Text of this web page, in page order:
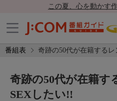
この夏、心を動かす
番組表 奇跡の50代が在籍する
奇跡の50代が在籍す
SEXしたい!!